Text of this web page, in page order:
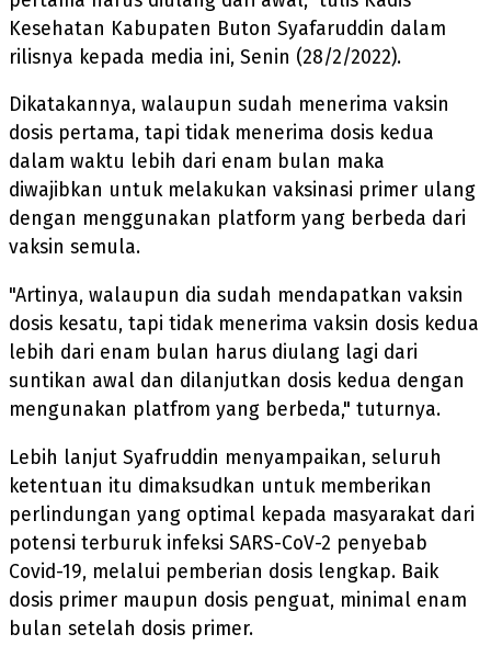
Kesehatan Kabupaten Buton Syafaruddin dalam
rilisnya kepada media ini, Senin (28/2/2022).
Dikatakannya, walaupun sudah menerima vaksin
dosis pertama, tapi tidak menerima dosis kedua
dalam waktu lebih dari enam bulan maka
diwajibkan untuk melakukan vaksinasi primer ulang
dengan menggunakan platform yang berbeda dari
vaksin semula.
"Artinya, walaupun dia sudah mendapatkan vaksin
dosis kesatu, tapi tidak menerima vaksin dosis kedua
lebih dari enam bulan harus diulang lagi dari
suntikan awal dan dilanjutkan dosis kedua dengan
mengunakan platfrom yang berbeda," tuturnya.
Lebih lanjut Syafruddin menyampaikan, seluruh
ketentuan itu dimaksudkan untuk memberikan
perlindungan yang optimal kepada masyarakat dari
potensi terburuk infeksi SARS-CoV-2 penyebab
Covid-19, melalui pemberian dosis lengkap. Baik
dosis primer maupun dosis penguat, minimal enam
bulan setelah dosis primer.